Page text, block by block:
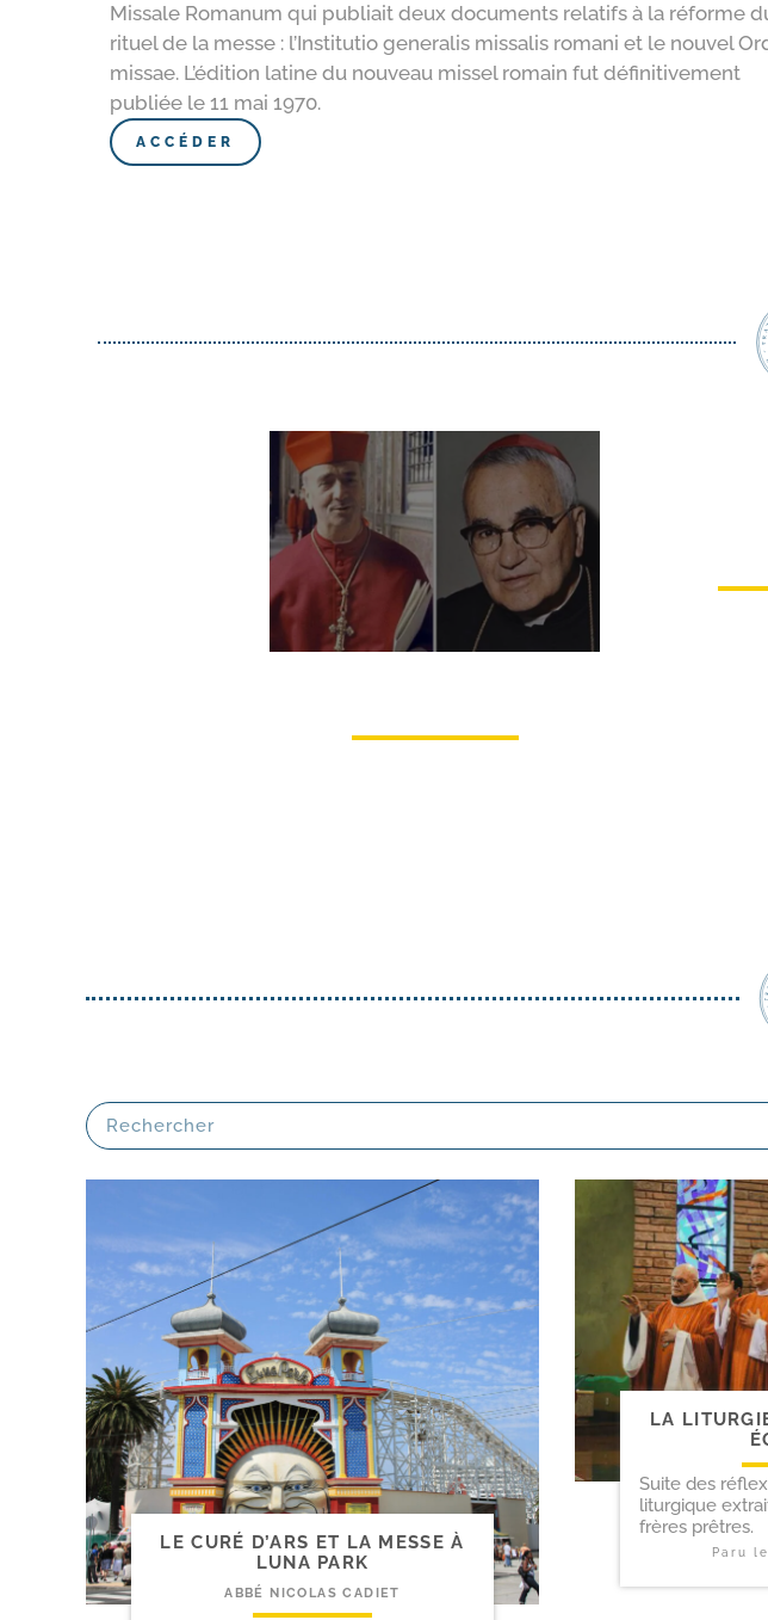
Missale Romanum qui publiait deux documents relatifs à la réforme
rituel de la messe : l’Institutio generalis missalis romani et le nouvel
missae. L’édition latine du nouveau missel romain fut définitivement
publiée le 11 mai 1970.​
ACCÉDER
LE CURÉ D’ARS ET LA MESSE À
LUNA PARK
ABBÉ NICOLAS CADIET
LA
Suite des
liturgique
frères prêtres.
Paru le